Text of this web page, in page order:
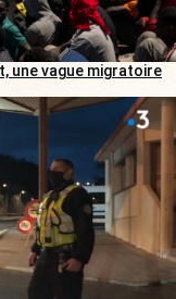
une vague migratoire